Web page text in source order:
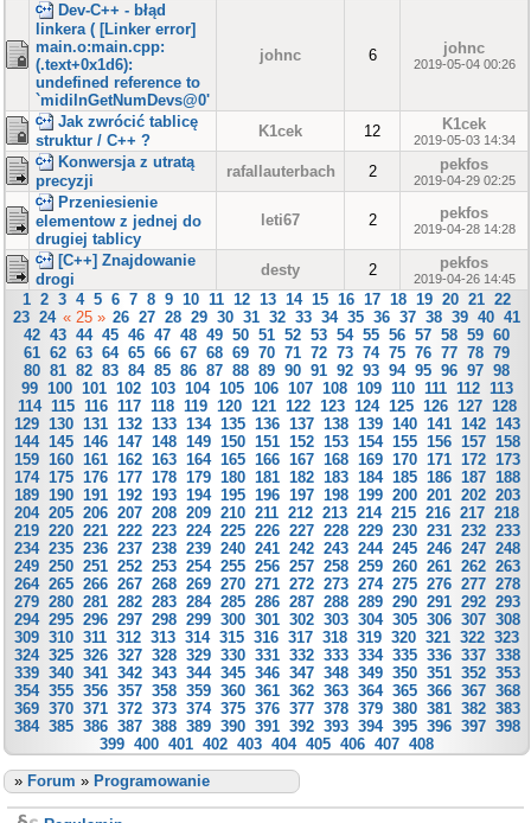
Dev-C++ - błąd
linkera ( [Linker error]
main.o:main.cpp:
(.text+0x1d6):
undefined reference to
`midiInGetNumDevs@0'
johnc 6 johnc
2019-05-04 00:26
Jak zwrócić tablicę
struktur / C++ ?
K1cek 12 K1cek
2019-05-03 14:34
Konwersja z utratą
precyzji
rafallauterbach 2 pekfos
2019-04-29 02:25
Przeniesienie
elementow z jednej do
drugiej tablicy
leti67 2 pekfos
2019-04-28 14:28
[C++] Znajdowanie
drogi
desty 2 pekfos
2019-04-26 14:45
1 2 3 4 5 6 7 8 9 10 11 12 13 14 15 16 17 18 19 20 21 22
23 24 « 25 » 26 27 28 29 30 31 32 33 34 35 36 37 38 39 40 41
42 43 44 45 46 47 48 49 50 51 52 53 54 55 56 57 58 59 60
61 62 63 64 65 66 67 68 69 70 71 72 73 74 75 76 77 78 79
80 81 82 83 84 85 86 87 88 89 90 91 92 93 94 95 96 97 98
99 100 101 102 103 104 105 106 107 108 109 110 111 112 113
114 115 116 117 118 119 120 121 122 123 124 125 126 127 128
129 130 131 132 133 134 135 136 137 138 139 140 141 142 143
144 145 146 147 148 149 150 151 152 153 154 155 156 157 158
159 160 161 162 163 164 165 166 167 168 169 170 171 172 173
174 175 176 177 178 179 180 181 182 183 184 185 186 187 188
189 190 191 192 193 194 195 196 197 198 199 200 201 202 203
204 205 206 207 208 209 210 211 212 213 214 215 216 217 218
219 220 221 222 223 224 225 226 227 228 229 230 231 232 233
234 235 236 237 238 239 240 241 242 243 244 245 246 247 248
249 250 251 252 253 254 255 256 257 258 259 260 261 262 263
264 265 266 267 268 269 270 271 272 273 274 275 276 277 278
279 280 281 282 283 284 285 286 287 288 289 290 291 292 293
294 295 296 297 298 299 300 301 302 303 304 305 306 307 308
309 310 311 312 313 314 315 316 317 318 319 320 321 322 323
324 325 326 327 328 329 330 331 332 333 334 335 336 337 338
339 340 341 342 343 344 345 346 347 348 349 350 351 352 353
354 355 356 357 358 359 360 361 362 363 364 365 366 367 368
369 370 371 372 373 374 375 376 377 378 379 380 381 382 383
384 385 386 387 388 389 390 391 392 393 394 395 396 397 398
399 400 401 402 403 404 405 406 407 408
» Forum » Programowanie